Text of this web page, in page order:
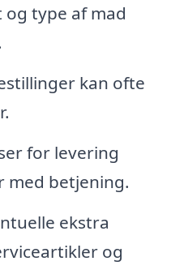
og type af mad
kan ofte
for levering
med betjening.
ekstra
og